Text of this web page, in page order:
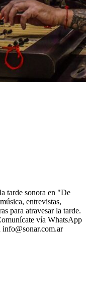
tarde sonora en "De
entrevistas,
para atravesar la tarde.
vía WhatsApp
info@sonar.com.ar